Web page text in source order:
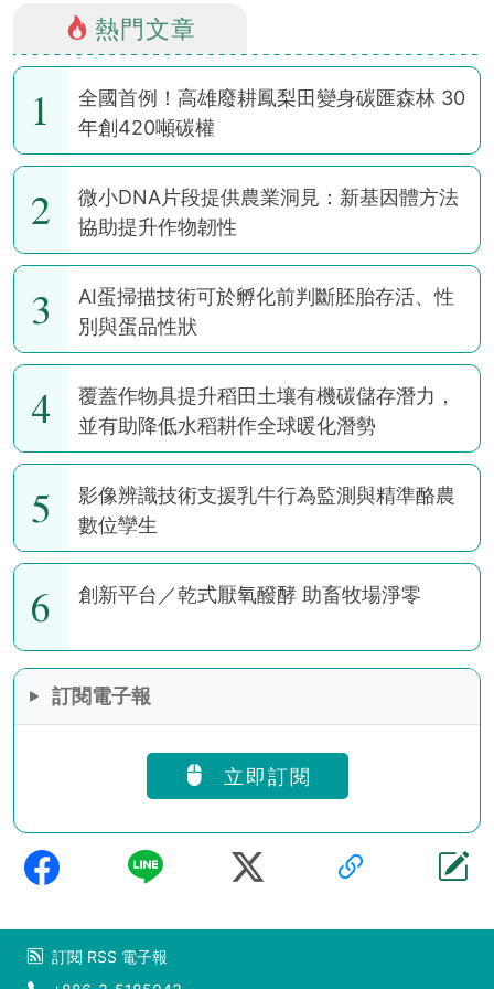
熱門文章
1
全國首例！高雄廢耕鳳梨田變身碳匯森林 30
年創420噸碳權
2
微小DNA片段提供農業洞見：新基因體方法
協助提升作物韌性
3
AI蛋掃描技術可於孵化前判斷胚胎存活、性
別與蛋品性狀
4
覆蓋作物具提升稻田土壤有機碳儲存潛力，
並有助降低水稻耕作全球暖化潛勢
5
影像辨識技術支援乳牛行為監測與精準酪農
數位孿生
6 創新平台／乾式厭氧醱酵 助畜牧場淨零
訂閱電子報
立即訂閱
訂閱 RSS 電子報